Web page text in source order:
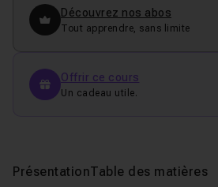
Découvrez nos abos
Tout apprendre, sans limite
Offrir ce cours
Un cadeau utile.
PrésentationTable des matières